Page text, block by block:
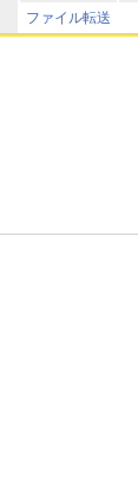
ファイル転送